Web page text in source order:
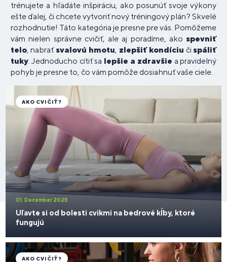
trénujete a hľadáte inšpiráciu, ako posunúť svoje výkony
ešte ďalej, či chcete vytvoriť nový tréningový plán? Skvelé
rozhodnutie! Táto kategória je presne pre vás. Pomôžeme
vám nielen správne cvičiť, ale aj poradíme, ako spevniť
telo, nabraťsvalovú hmotu, zlepšiť kondíciu čispáliť
tuky. Jednoducho cítiť sa lepšie a zdravšie a pravidelný
pohyb je presne to, čo vám pomôže dosiahnuť vaše ciele.
01. December 2025
Uľavte si od bolesti cvikmi na bedrové kĺby, ktoré
fungujú
AKO CVIČIŤ?
AKO CVIČIŤ?